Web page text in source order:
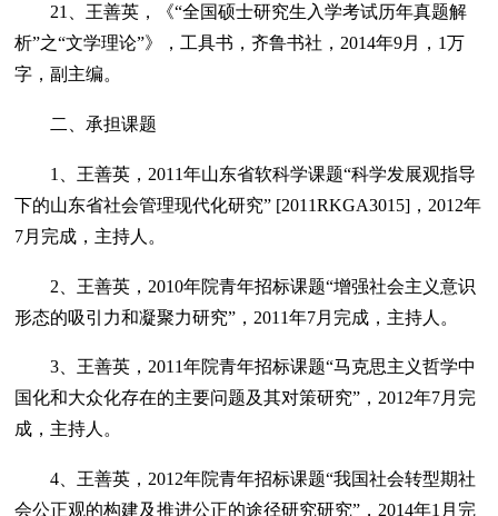
21、王善英，《“全国硕士研究生入学考试历年真题解
析”之“文学理论”》，工具书，齐鲁书社，2014年9月，1万
字，副主编。
二、承担课题
1、王善英，2011年山东省软科学课题“科学发展观指导
下的山东省社会管理现代化研究” [2011RKGA3015]，2012年
7月完成，主持人。
2、王善英，2010年院青年招标课题“增强社会主义意识
形态的吸引力和凝聚力研究”，2011年7月完成，主持人。
3、王善英，2011年院青年招标课题“马克思主义哲学中
国化和大众化存在的主要问题及其对策研究”，2012年7月完
成，主持人。
4、王善英，2012年院青年招标课题“我国社会转型期社
会公正观的构建及推进公正的途径研究研究”，2014年1月完